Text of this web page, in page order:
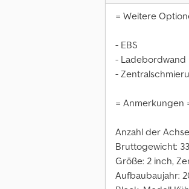
= Weitere
- EBS
- Ladebordwand
-
= Anmerkungen
Anzahl der
Bruttogewicht:
Größe: 2 inch,
Aufbaubaujahr: